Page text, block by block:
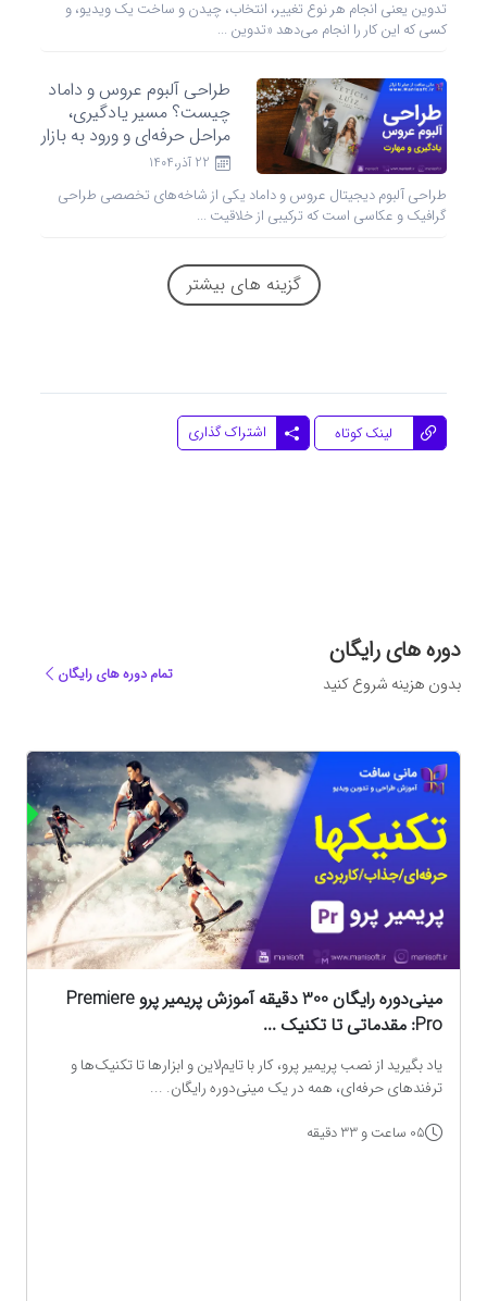
تدوین یعنی انجام هر نوع تغییر، انتخاب، چیدن و ساخت یک ویدیو، و
کسی که این کار را انجام می‌دهد «تدوین ...
طراحی آلبوم عروس و داماد
چیست؟ مسیر یادگیری،
مراحل حرفه‌ای و ورود به بازار
کار 22 آذر،1404
طراحی آلبوم دیجیتال عروس و داماد یکی از شاخه‌های تخصصی طراحی
گرافیک و عکاسی است که ترکیبی از خلاقیت ...
گزینه های بیشتر
لینک کوتاه اشتراک گذاری
دوره های رایگان
بدون هزینه شروع کنید تمام دوره های رایگان
مینی‌دوره رایگان 300 دقیقه آموزش پریمیر پرو Premiere
Pro: مقدماتی تا تکنیک‌ ...
یاد بگیرید از نصب پریمیر پرو، کار با تایم‌لاین و ابزارها تا تکنیک‌ها و
ترفندهای حرفه‌ای، همه در یک مینی‌دوره رایگان. ...
05 ساعت و 33 دقیقه